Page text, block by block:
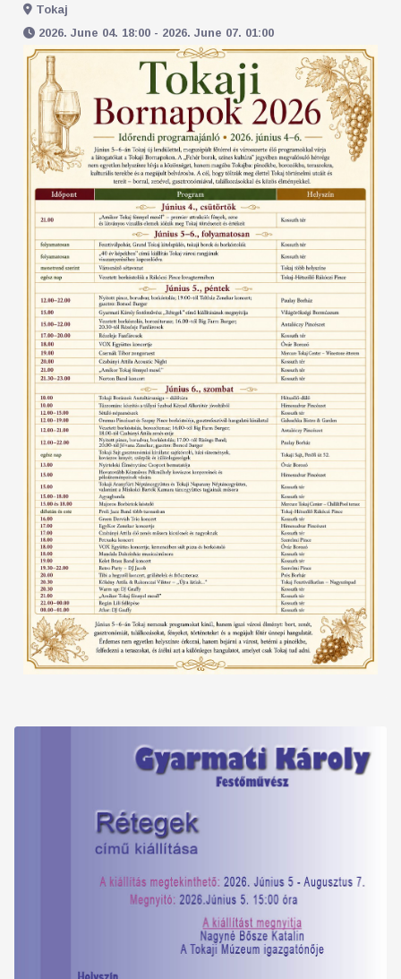
Tokaj
2026. June 04. 18:00 - 2026. June 07. 01:00